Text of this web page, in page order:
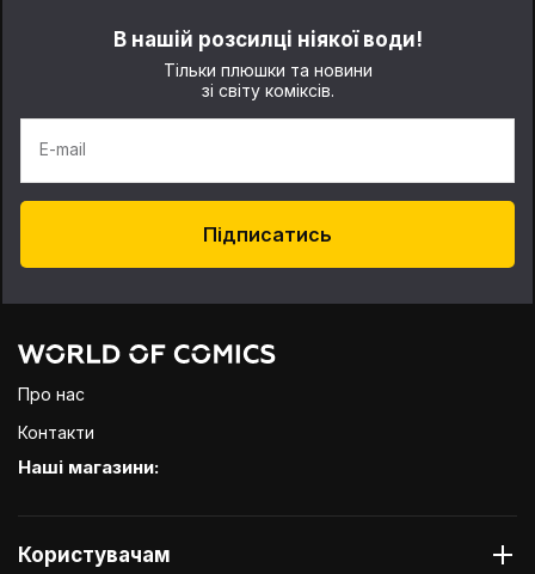
В нашій розсилці ніякої води!
Тільки плюшки та новини
зі світу коміксів.
E-mail
Підписатись
Про нас
Контакти
Наші магазини:
Користувачам